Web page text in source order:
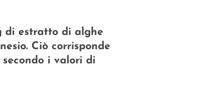
di estratto di alghe
Ciò corrisponde
i valori di